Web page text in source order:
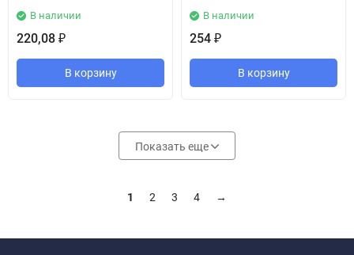
В наличии
220,08 ₽
В корзину
В наличии
254 ₽
В корзину
Показать еще
1 2 3 4 →